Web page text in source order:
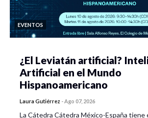
EVENTOS
¿El Leviatán artificial?
Artificial en el Mundo
Hispanoamericano
Laura Gutiérrez -Ago 07, 2026
La Cátedra Cátedra México-España tiene